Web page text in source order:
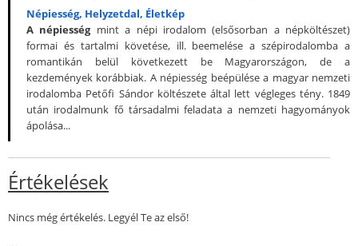
Népiesség, Helyzetdal, Életkép
A népiességmint a népi irodalom (elsősorban a népköltészet)
formai és tartalmi követése, ill. beemelése a szépirodalomba a
romantikán belül következett be Magyarországon, de a
kezdemények korábbiak. A népiesség beépülése a magyar nemzeti
irodalomba Petőfi Sándor költészete által lett végleges tény. 1849
után irodalmunk fő társadalmi feladata a nemzeti hagyományok
ápolása...
Értékelések
Nincs még értékelés. Legyél Te az első!